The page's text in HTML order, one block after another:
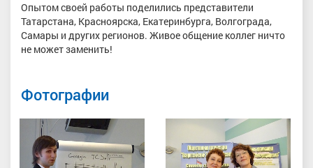
Опытом своей работы поделились представители
Татарстана, Красноярска, Екатеринбурга, Волгограда,
Самары и других регионов. Живое общение коллег ничто
не может заменить!
Фотографии